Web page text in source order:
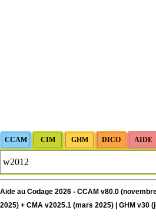
Aide au Codage 2026 - CCAM v80.0
2025) + CMA v2025.1 (mars 2025) | GHM v30